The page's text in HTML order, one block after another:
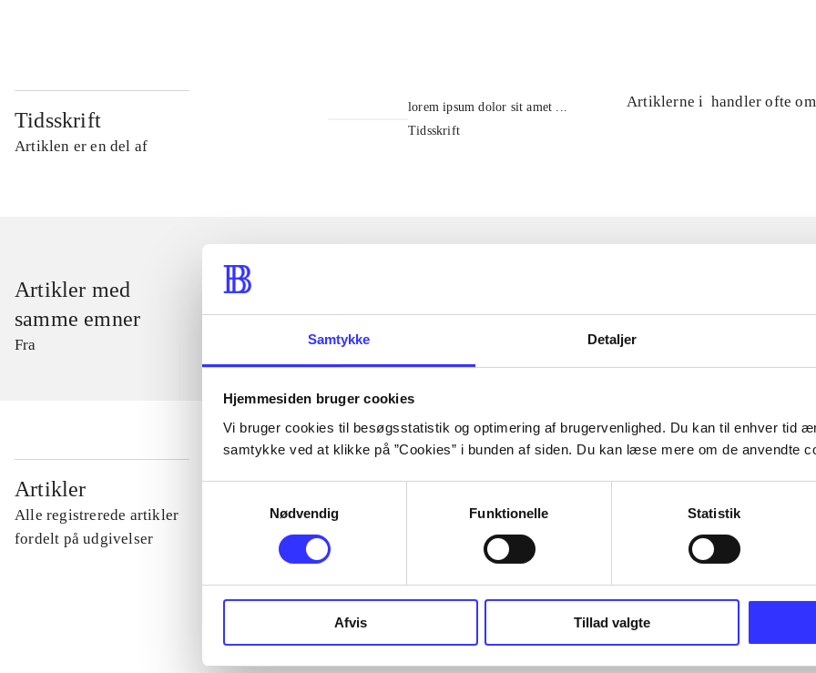
Samtykke Detaljer
Hjemmesiden bruger cookies
Vi bruger cookies til besøgsstatistik og optimering af brugervenlighed. Du kan til enhver tid
samtykke ved at klikke på ”Cookies” i bunden af siden. Du kan læse mere om de anvendte
Nødvendig
Funktionelle Statistik
Afvis Tillad valgte
Tidsskrift
Artiklen er en del af
lorem ipsum dolor sit amet ...
Tidsskrift
Artiklerne i handler ofte om
Artikler med
samme emner
Fra
Artikler
Alle registrerede artikler
fordelt på udgivelser
...